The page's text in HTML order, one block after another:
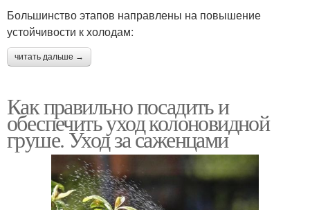
Большинство этапов направлены на повышение
устойчивости к холодам:
читать дальше →
Как правильно посадить и
обеспечить уход колоновидной
груше. Уход за саженцами